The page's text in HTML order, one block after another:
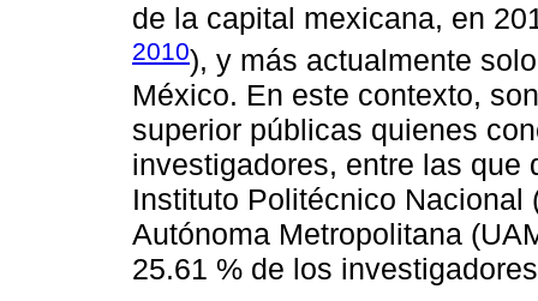
de la capital mexicana, en
2010), y más actualmente
México. En este contexto,
superior públicas quienes
investigadores, entre las que
Instituto Politécnico
Autónoma Metropolitana
25.61 % de los